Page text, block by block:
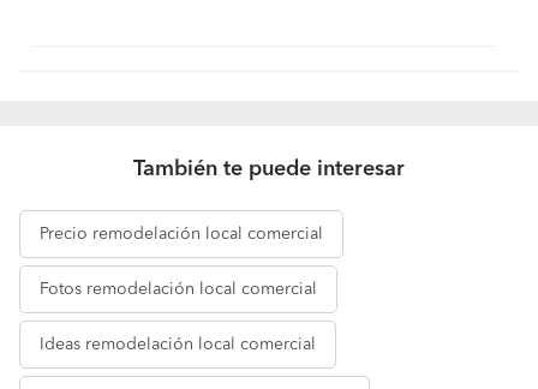
También te puede interesar
Precio remodelación local comercial
Fotos remodelación local comercial
Ideas remodelación local comercial